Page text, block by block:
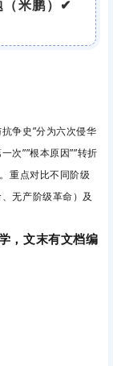
米鹏） ✔
争史”分为六次侵华
次””根本原因””转折
重点对比不同阶级
无产阶级革命）及
，文末有文档编